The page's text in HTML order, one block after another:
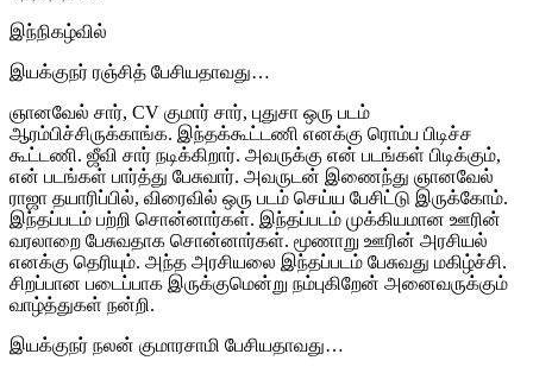
இந்நிகழ்வில்
இயக்குநர் ரஞ்சித் பேசியதாவது…
ஞானவேல் சார், CV குமார் சார், புதுசா ஒரு படம்
ஆரம்பிச்சிருக்காங்க. இந்தக்கூட்டணி எனக்கு ரொம்ப பிடிச்ச
கூட்டணி. ஜீவி சார் நடிக்கிறார். அவருக்கு என் படங்கள் பிடிக்கும்,
என் படங்கள் பார்த்து பேசுவார். அவருடன் இணைந்து ஞானவேல்
ராஜா தயாரிப்பில், விரைவில் ஒரு படம் செய்ய பேசிட்டு இருக்கோம்.
இந்தப்படம் பற்றி சொன்னார்கள். இந்தப்படம் முக்கியமான ஊரின்
வரலாறை பேசுவதாக சொன்னார்கள். மூணாறு ஊரின் அரசியல்
எனக்கு தெரியும். அந்த அரசியலை இந்தப்படம் பேசுவது மகிழ்ச்சி.
சிறப்பான படைப்பாக இருக்குமென்று நம்புகிறேன் அனைவருக்கும்
வாழ்த்துகள் நன்றி.
இயக்குநர் நலன் குமாரசாமி பேசியதாவது…